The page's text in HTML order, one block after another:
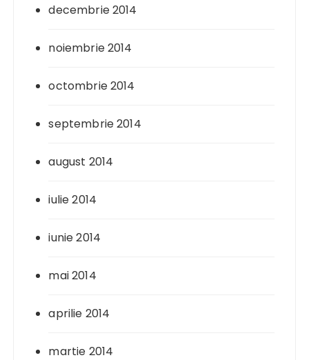
decembrie 2014
noiembrie 2014
octombrie 2014
septembrie 2014
august 2014
iulie 2014
iunie 2014
mai 2014
aprilie 2014
martie 2014